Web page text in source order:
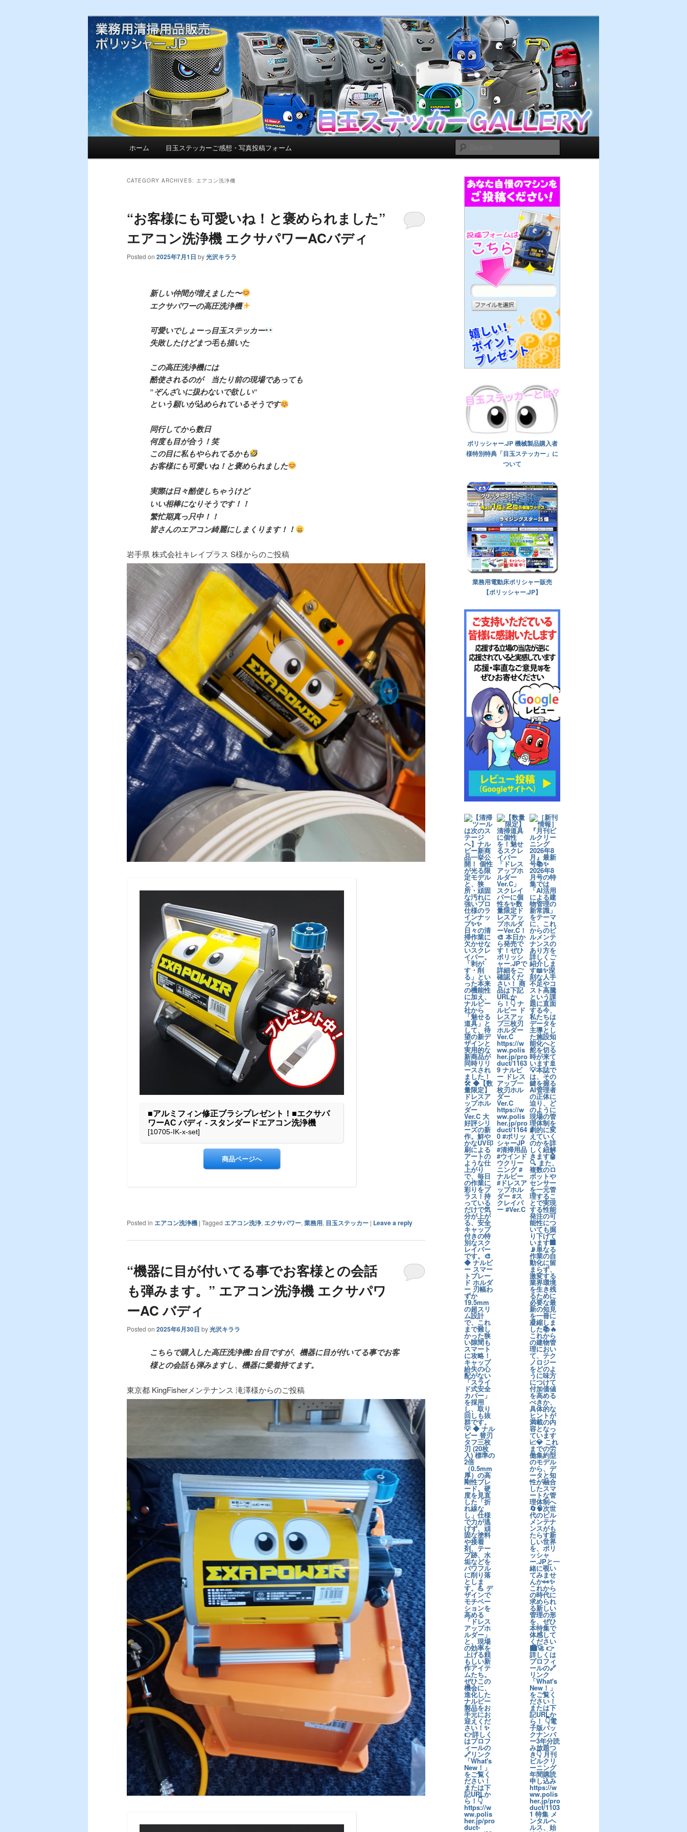
目玉ステッカーGALLERY【ポリッシャ
ー.JP™】 | お客様からいただいたご感想・写真
を紹介しています。
お客様からいただいたご感想・写真を紹介しています。
Skip
content
Skip
content
ホーム 目玉ステッカーご感想・写真投稿フォーム
CATEGORY ARCHIVES: エアコン洗浄機
“お客様にも可愛いね！と褒められました”
エアコン洗浄機 エクサパワーACバディ
Posted on 2025年7月1日 by光沢キララ
新しい仲間が増えました〜
エクサパワーの高圧洗浄機
可愛いでしょーっ目玉ステッカー
失敗したけどまつ毛も描いた
この高圧洗浄機には
酷使されるのが 当たり前の現場であっても
″ぞんざいに扱わないで欲しい″
という願いが込められているそうです
同行してから数日
何度も目が合う！笑
この目に私もやられてるかも
お客様にも可愛いね！と褒められました
実際は日々酷使しちゃうけど
いい相棒になりそうです！！
繁忙期真っ只中！！
皆さんのエアコン綺麗にしまくります！！
岩手県 株式会社キレイプラス S様からのご投稿
Posted in エアコン洗浄機 | Tagged エアコン洗浄, エクサパワー, 業務用, 目玉ステッカー | Leave a reply
“機器に目が付いてる事でお客様との会話
も弾みます。” エアコン洗浄機 エクサパワ
ーAC バディ
Posted on 2025年6月30日 by光沢キララ
こちらで購入した高圧洗浄機2台目ですが、機器に目が付いてる事でお客
様との会話も弾みますし、機器に愛着持てます。
東京都 KingFisherメンテナンス 滝澤様からのご投稿
ポリッシャー.JP 機械製品購入者
様特別特典「目玉ステッカー」に
ついて
業務用電動床ポリシャー販売
【ポリッシャー.JP】